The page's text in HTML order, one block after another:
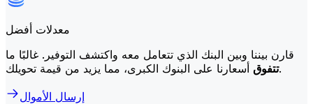
معدلات أفضل
قارن بيننا وبين البنك الذي تتعامل معه واكتشف التوفير. غالبًا ما
تتفوقأسعارنا على البنوك الكبرى، مما يزيد من قيمة تحويلك.
إرسال الأموال